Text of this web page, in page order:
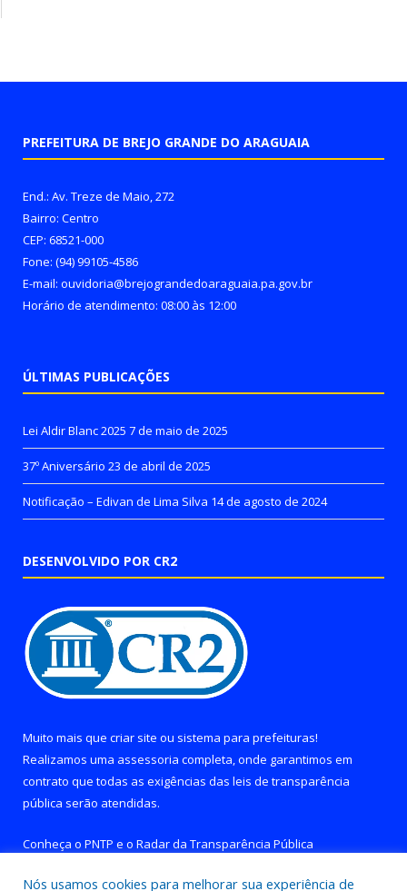
PREFEITURA DE BREJO GRANDE DO ARAGUAIA
End.: Av. Treze de Maio, 272
Bairro: Centro
CEP: 68521-000
Fone: (94) 99105-4586
E-mail: ouvidoria@brejograndedoaraguaia.pa.gov.br
Horário de atendimento: 08:00 às 12:00
ÚLTIMAS PUBLICAÇÕES
Lei Aldir Blanc 2025 7 de maio de 2025
37º Aniversário 23 de abril de 2025
Notificação – Edivan de Lima Silva 14 de agosto de 2024
DESENVOLVIDO POR CR2
Muito mais que criar site ou sistema para prefeituras!
Realizamos uma assessoria completa, onde garantimos em
contrato que todas as exigências das leis de transparência
pública serão atendidas.
Conheça o PNTP e o Radar da Transparência Pública
Nós usamos cookies para melhorar sua experiência de